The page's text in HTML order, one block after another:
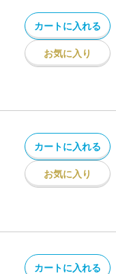
カートに入れる
お気に入り
カートに入れる
お気に入り
カートに入れる